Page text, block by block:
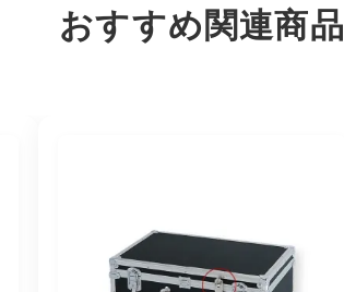
おすすめ関連商品